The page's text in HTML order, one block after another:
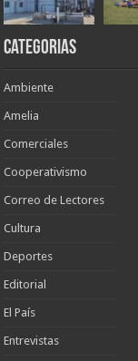
Categorias
Ambiente
Amelia
Comerciales
Cooperativismo
Correo de Lectores
Cultura
Deportes
Editorial
El País
Entrevistas